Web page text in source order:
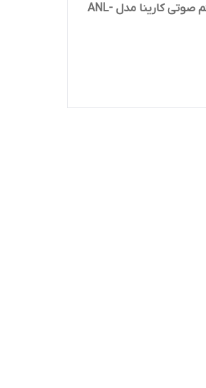
فیوز سیستم صوتی کارینا مدل ANL-